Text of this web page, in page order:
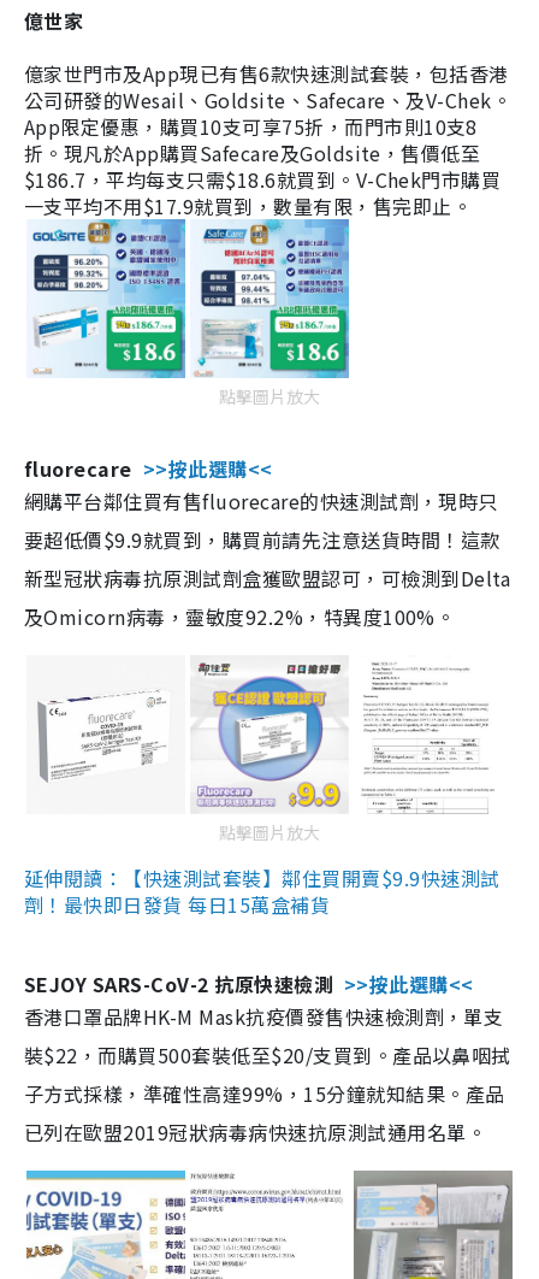
億世家
億家世門市及App現已有售6款快速測試套裝，包括香港
公司研發的Wesail、Goldsite、Safecare、及V-Chek。
App限定優惠，購買10支可享75折，而門市則10支8
折。現凡於App購買Safecare及Goldsite，售價低至
$186.7，平均每支只需$18.6就買到。V-Chek門市購買
一支平均不用$17.9就買到，數量有限，售完即止。
點擊圖片放大
fluorecare >>按此選購<<
網購平台鄰住買有售fluorecare的快速測試劑，現時只
要超低價$9.9就買到，購買前請先注意送貨時間！這款
新型冠狀病毒抗原測試劑盒獲歐盟認可，可檢測到Delta
及Omicorn病毒，靈敏度92.2%，特異度100%。
點擊圖片放大
延伸閱讀：【快速測試套裝】鄰住買開賣$9.9快速測試
劑！最快即日發貨 每日15萬盒補貨
SEJOY SARS-CoV-2 抗原快速檢測 >>按此選購<<
香港口罩品牌HK-M Mask抗疫價發售快速檢測劑，單支
裝$22，而購買500套裝低至$20/支買到。產品以鼻咽拭
子方式採樣，準確性高達99%，15分鐘就知結果。產品
已列在歐盟2019冠狀病毒病快速抗原測試通用名單。